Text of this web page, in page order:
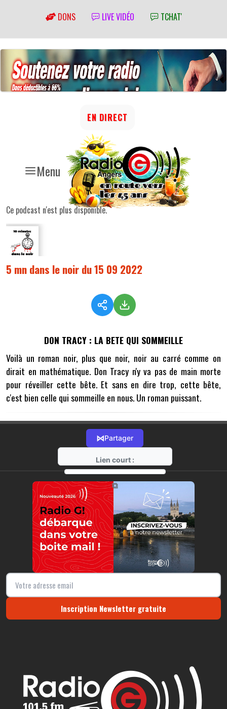
DONS LIVE VIDÉO TCHAT'
Menu
EN DIRECT
Ce podcast n'est plus disponible.
5 mn dans le noir du 15 09 2022
DON TRACY : LA BETE QUI SOMMEILLE
Voilà un roman noir, plus que noir, noir au carré comme on
dirait en mathématique. Don Tracy n'y va pas de main morte
pour réveiller cette bête. Et sans en dire trop, cette bête,
c'est bien celle qui sommeille en nous. Un roman puissant.
⋈Partager
Lien court :
https://radio-g.fr?9432
⧉
Inscription Newsletter gratuite